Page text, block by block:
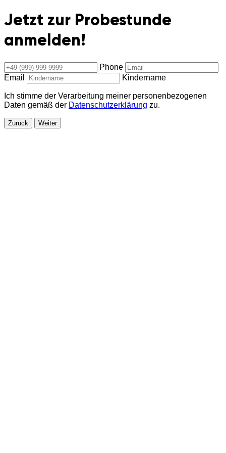
Jetzt zur Probestunde
anmelden!
Phone
Email
Kindername
Ich stimme der Verarbeitung meiner personenbezogenen
Daten gemäß der Datenschutzerklärung zu.
Zurück Weiter